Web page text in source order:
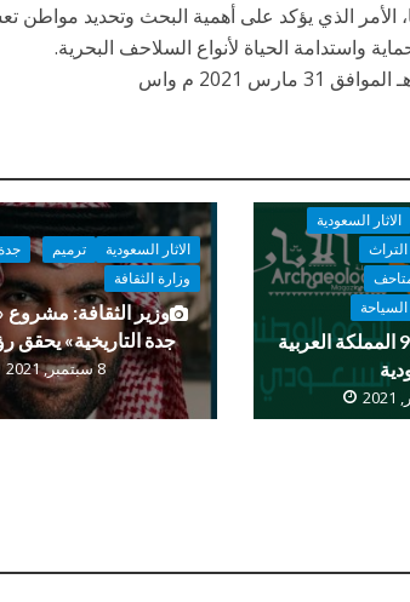
الأمر الذي يؤكد على أهمية البحث وتحديد مواطن
واستدامة الحياة لأنواع السلاحف البحرية.
الاثار السعودية
اليوم الوطني 91 المملكة العربية
الاثار السعودية ترميم
وزارة الثقافة
وزير الثقافة: مشروع
جدة التاريخية» يحقق رؤية
8 سبتمبر, 2021